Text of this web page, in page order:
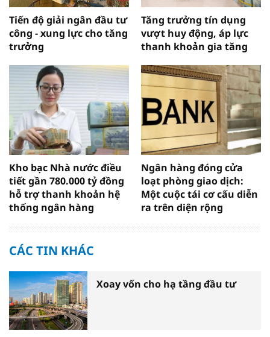
Tiến độ giải ngân đầu tư
công - xung lực cho tăng
trưởng
Tăng trưởng tín dụng
vượt huy động, áp lực
thanh khoản gia tăng
Kho bạc Nhà nước điều
tiết gần 780.000 tỷ đồng
hỗ trợ thanh khoản hệ
thống ngân hàng
Ngân hàng đóng cửa
loạt phòng giao dịch:
Một cuộc tái cơ cấu diễn
ra trên diện rộng
CÁC TIN KHÁC
Xoay vốn cho hạ tầng đầu tư